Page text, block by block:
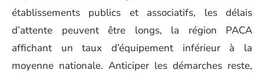
établissements publics et associatifs, les délais
d’attente peuvent être longs, la région PACA
affichant un taux d’équipement inférieur à la
moyenne nationale. Anticiper les démarches reste,